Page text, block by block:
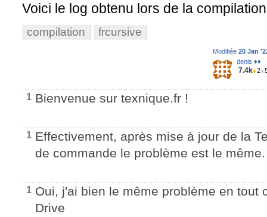
Voici le log obtenu lors de la
compilation frcursive
Modifiée 20 Jan
denis ♦♦
7.4k●2●
1 Bienvenue sur texnique.fr !
1 Effectivement, après mise à jour de la
de commande le problème est le même.
1 Oui, j'ai bien le même problème en tout
Drive